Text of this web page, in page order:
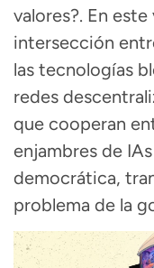
valores?. En
intersección
las tecnologías
redes
que cooperan
enjambres de
democrática,
problema de la